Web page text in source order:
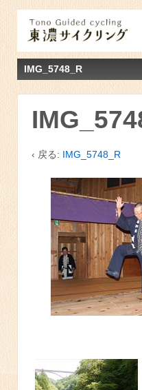
IMG_5748_R
‹ 戻る: IMG_5748_R